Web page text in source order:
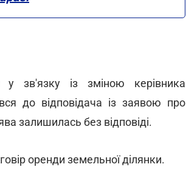
зв'язку із зміною керівника
до відповідача із заявою про
залишилась без відповіді.
оренди земельної ділянки.